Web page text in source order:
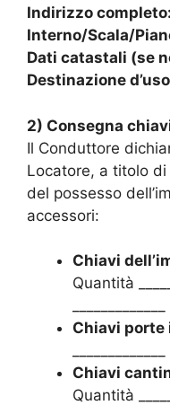
Indirizzo completo:
Interno/Scala/
Dati catastali (se
Destinazione
2) Consegna
Il Conduttore
Locatore, a titolo
del possesso
accessori:
Chiavi
Quantità
Chiavi porte
Chiavi
Quantità